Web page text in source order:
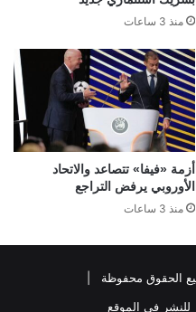
منذ 3 ساعات
أزمة «فيفا» تتصاعد والاتحاد
الأوروبي يرفض التراجع
منذ 3 ساعات
للنشر في الموقع